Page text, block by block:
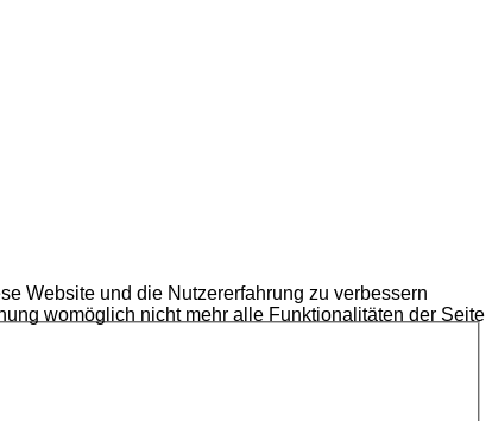
Website und die Nutzererfahrung zu verbessern
womöglich nicht mehr alle Funktionalitäten der Seite